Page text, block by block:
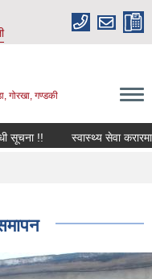
गोरखा, गण्डकी
सूचना !! स्वास्थ्य सेवा